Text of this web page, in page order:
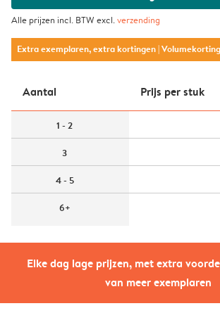
Elke dag lage prijzen, met extra
van meer exemplaren
Alle prijzen incl. BTW excl.verzending
Extra exemplaren, extra kortingen| Volumekorting
Aantal Prijs per stuk
1 - 2
3
4 - 5
6+